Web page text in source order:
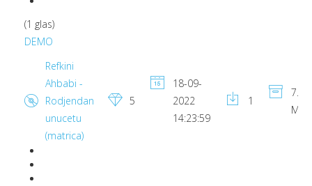
(1 glas)
DEMO
Refkini
Ahbabi -
Rodjendan
unucetu
(matrica)
5
18-09-
2022
14:23:59
1
7.14
MB